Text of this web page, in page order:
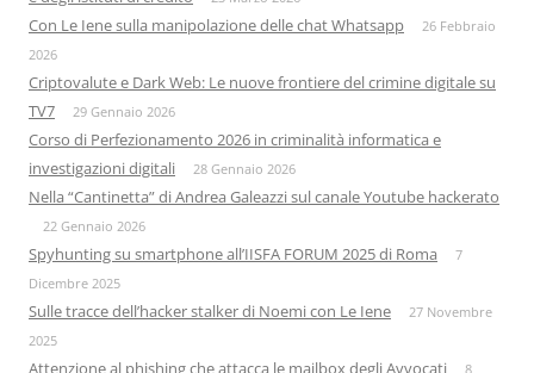
Con Le Iene sulla manipolazione delle chat Whatsapp
26 Febbraio
2026
Criptovalute e Dark Web: Le nuove frontiere del crimine digitale su
TV7
29 Gennaio 2026
Corso di Perfezionamento 2026 in criminalità informatica e
investigazioni digitali
28 Gennaio 2026
Nella “Cantinetta” di Andrea Galeazzi sul canale Youtube hackerato
22 Gennaio 2026
Spyhunting su smartphone all’IISFA FORUM 2025 di Roma
7
Dicembre 2025
Sulle tracce dell’hacker stalker di Noemi con Le Iene
27 Novembre
2025
Attenzione al phishing che attacca le mailbox degli Avvocati 8